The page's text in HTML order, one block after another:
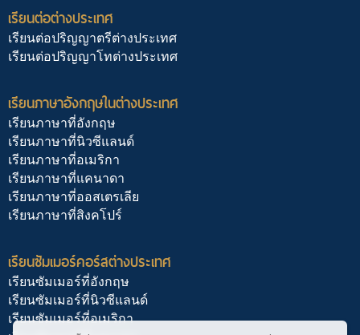
เรียนต่อต่างประเทศ
เรียนต่อปริญญาตรีต่างประเทศ
เรียนต่อปริญญาโทต่างประเทศ
เรียนภาษาอังกฤษในต่างประเทศ
เรียนภาษาที่อังกฤษ
เรียนภาษาที่นิวซีแลนด์
เรียนภาษาที่อเมริกา
เรียนภาษาที่แคนาดา
เรียนภาษาที่ออสเตรเลีย
เรียนภาษาที่สิงคโปร์
เรียนซัมเมอร์คอร์สต่างประเทศ
เรียนซัมเมอร์ที่อังกฤษ
เรียนซัมเมอร์ที่นิวซีแลนด์
เรียนซัมเมอร์ที่อเมริกา